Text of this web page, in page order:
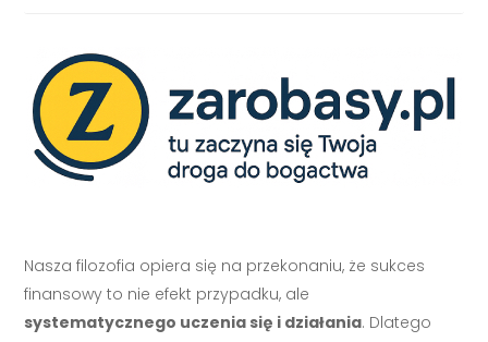
Nasza filozofia opiera się na przekonaniu, że sukces
finansowy to nie efekt przypadku, ale
systematycznego uczenia się i działania. Dlatego